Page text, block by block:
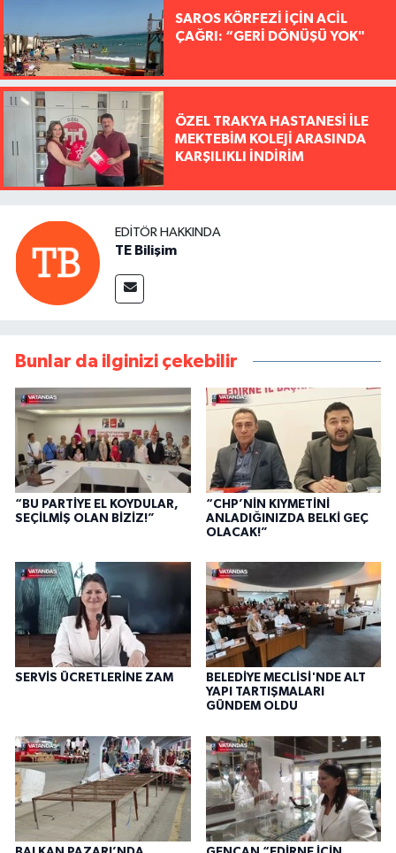
SAROS KÖRFEZİ İÇİN ACİL
ÇAĞRI: “GERİ DÖNÜŞÜ YOK"
ÖZEL TRAKYA HASTANESİ İLE
MEKTEBİM KOLEJİ ARASINDA
KARŞILIKLI İNDİRİM
EDITÖR HAKKINDA
TE Bilişim
Bunlar da ilginizi çekebilir
“BU PARTİYE EL KOYDULAR,
SEÇİLMİŞ OLAN BİZİZ!”
“CHP’NİN KIYMETİNİ
ANLADIĞINIZDA BELKİ GEÇ
OLACAK!”
SERVİS ÜCRETLERİNE ZAM
BELEDİYE MECLİSİ'NDE ALT
YAPI TARTIŞMALARI
GÜNDEM OLDU